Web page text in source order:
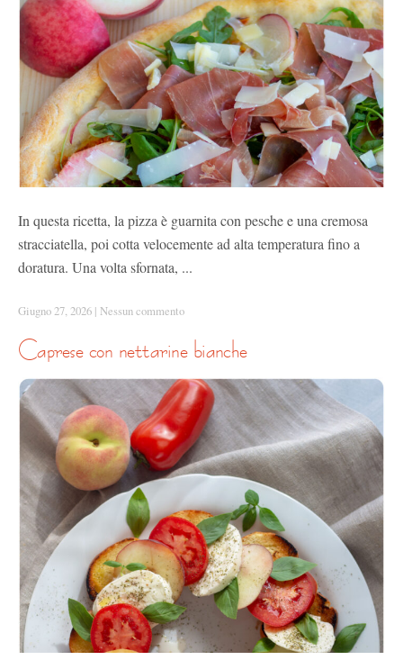
In questa ricetta, la pizza è guarnita con pesche e una cremosa
stracciatella, poi cotta velocemente ad alta temperatura fino a
doratura. Una volta sfornata, ...
Giugno 27, 2026 | Nessun commento
caprese con nettarine bianche